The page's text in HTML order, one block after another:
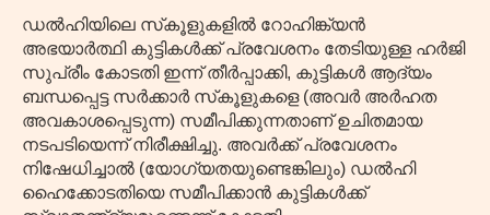
ഡൽഹിയിലെ സ്‌കൂളുകളിൽ റോഹിങ്ക്യൻ
അഭയാർത്ഥി കുട്ടികൾക്ക് പ്രവേശനം തേടിയുള്ള ഹർജി
സുപ്രീം കോടതി ഇന്ന് തീർപ്പാക്കി, കുട്ടികൾ ആദ്യം
ബന്ധപ്പെട്ട സർക്കാർ സ്‌കൂളുകളെ (അവർ അർഹത
അവകാശപ്പെടുന്ന) സമീപിക്കുന്നതാണ് ഉചിതമായ
നടപടിയെന്ന് നിരീക്ഷിച്ചു. അവർക്ക് പ്രവേശനം
നിഷേധിച്ചാൽ (യോഗ്യതയുണ്ടെങ്കിലും) ഡൽഹി
ഹൈക്കോടതിയെ സമീപിക്കാൻ കുട്ടികൾക്ക്